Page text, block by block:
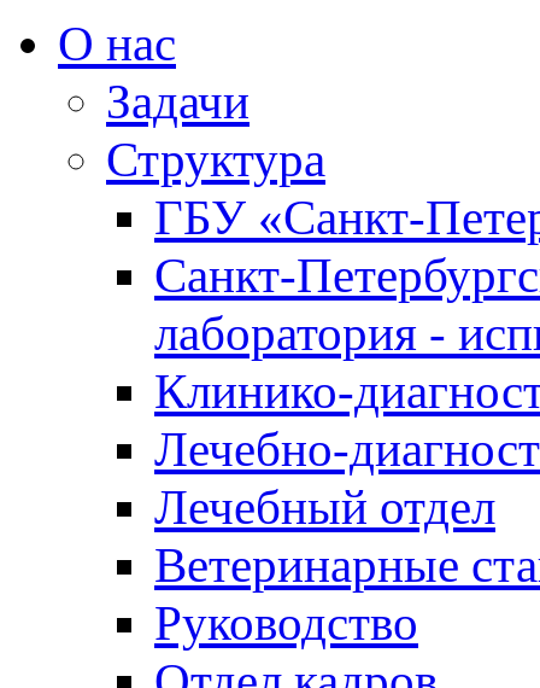
О нас
Задачи
Структура
ГБУ «Санкт-
Санкт-
лаборатория -
Клинико-
Лечебно-
Лечебный отдел
Ветеринарные
Руководство